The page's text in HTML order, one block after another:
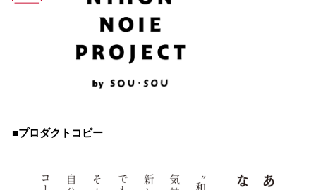
■プロダクトコピー